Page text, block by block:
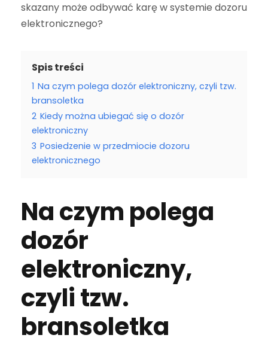
skazany może odbywać karę w systemie dozoru
elektronicznego?
Spis treści
1 Na czym polega dozór elektroniczny, czyli tzw.
bransoletka
2 Kiedy można ubiegać się o dozór
elektroniczny
3 Posiedzenie w przedmiocie dozoru
elektronicznego
Na czym polega
dozór
elektroniczny,
czyli tzw.
bransoletka